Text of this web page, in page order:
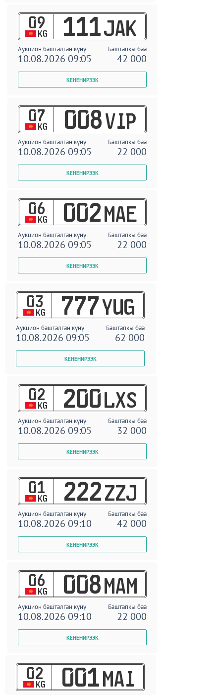
09
KG 111 JAK
Аукцион башталган күнү Баштапкы баа
10.08.2026 09:05 42 000
07
KG 008 VIP
Аукцион башталган күнү Баштапкы баа
10.08.2026 09:05 22 000
06
KG 002 MAE
Аукцион башталган күнү Баштапкы баа
10.08.2026 09:05 22 000
03
KG 777 YUG
Аукцион башталган күнү Баштапкы баа
10.08.2026 09:05 62 000
02
KG 200 LXS
Аукцион башталган күнү Баштапкы баа
10.08.2026 09:05 32 000
01
KG 222 ZZJ
Аукцион башталган күнү Баштапкы баа
10.08.2026 09:10 42 000
06
KG 008 MAM
Аукцион башталган күнү Баштапкы баа
10.08.2026 09:10 22 000
02
KG 001 MAI